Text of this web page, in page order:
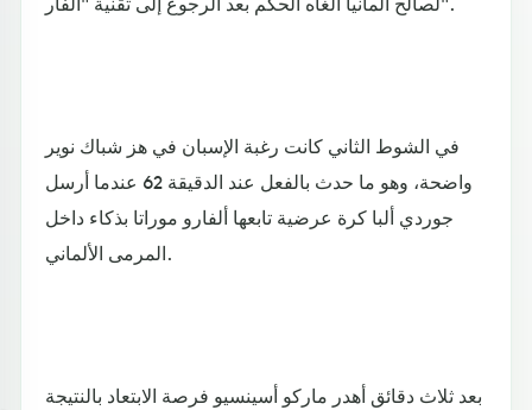
في الشوط الثاني كانت رغبة الإسبان في هز شباك نوير
واضحة، وهو ما حدث بالفعل عند الدقيقة 62 عندما أرسل
جوردي ألبا كرة عرضية تابعها ألفارو موراتا بذكاء داخل
المرمى الألماني.
بعد ثلاث دقائق أهدر ماركو أسينسيو فرصة الابتعاد بالنتيجة